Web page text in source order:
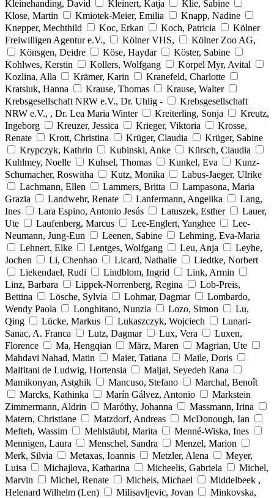
Kleinehanding, David Kleinert, Katja
Klie, Sabine
Klose, Martin
Kmiotek-Meier, Emilia
Knapp, Nadine
Knepper, Mechthild
Koc, Erkan Koch, Patricia
Kölner
Freiwilligen Agentur e.V.,
Kölner VHS,
Kölner Zoo AG,
Könsgen, Deidre
Köse, Haydar
Köster, Sabine
Kohlwes, Kerstin
Kollers, Wolfgang
Korpel Myr, Avital
Kozlina, Alla
Krämer, Karin
Kranefeld, Charlotte
Kratsiuk, Hanna
Krause, Thomas
Krause, Walter
Krebsgesellschaft NRW e.V., Dr. Uhlig -
Krebsgesellschaft
NRW e.V., , Dr. Lea Maria Winter
Kreiterling, Sonja
Kreutz,
Ingeborg
Kreuzer, Jessica Krieger, Viktoria
Krosse,
Renate
Krott, Christina Krüger, Claudia
Krüger, Sabine
Krypczyk, Kathrin
Kubinski, Anke
Kürsch, Claudia
Kuhlmey, Noelle
Kuhsel, Thomas Kunkel, Eva
Kunz-
Schumacher, Roswitha
Kutz, Monika
Labus-Jaeger, Ulrike
Lachmann, Ellen
Lammers, Britta
Lampasona, Maria
Grazia
Landwehr, Renate Lanfermann, Angelika
Lang,
Ines
Lara Espino, Antonio Jesús Latuszek, Esther
Lauer,
Ute
Laufenberg, Marcus Lee-Englert, Yanghee
Lee-
Neumann, Jung-Eun
Leenen, Sabine
Lehming, Eva-Maria
Lehnert, Elke
Lentges, Wolfgang Leu, Anja
Leyhe,
Jochen
Li, Chenhao Licard, Nathalie
Liedtke, Norbert
Liekendael, Rudi
Lindblom, Ingrid
Link, Armin
Linz, Barbara
Lippek-Norrenberg, Regina
Lob-Preis,
Bettina
Lösche, Sylvia Lohmar, Dagmar
Lombardo,
Wendy Paola
Longhitano, Nunzia Lozo, Simon
Lu,
Qing
Lücke, Markus Lukaszczyk, Wojciech
Lunari-
Sanac, A. Franca
Lutz, Dagmar Lux, Vera
Luxen,
Florence
Ma, Hengqian März, Maren
Magrian, Ute
Mahdavi Nahad, Matin
Maier, Tatiana
Maile, Doris
Malfitani de Ludwig, Hortensia
Maljai, Seyedeh Rana
Mamikonyan, Astghik
Mancuso, Stefano
Marchal, Benoît
Marcks, Kathinka
Marín Gálvez, Antonio
Markstein
Zimmermann, Aldrin
Maróthy, Johanna
Massmann, Irina
Matern, Christiane
Matzdorf, Andreas
McDonough, Ian
Mefteh, Wassim
Mehlstäubl, Marita
Menné-Wiska, Ines
Mennigen, Laura
Menschel, Sandra
Menzel, Marion
Merk, Silvia
Metaxas, Ioannis Metzler, Alena
Meyer,
Luisa
Michajlova, Katharina Micheelis, Gabriela
Michel,
Marvin
Michel, Renate Michels, Michael
Middelbeek ,
Helenard Wilhelm (Len)
Milisavljevic, Jovan
Minkovska,